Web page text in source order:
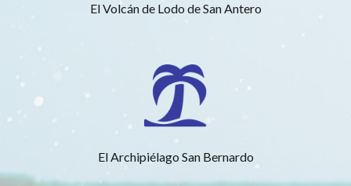
El Volcán de Lodo de San Antero
El Archipiélago San Bernardo